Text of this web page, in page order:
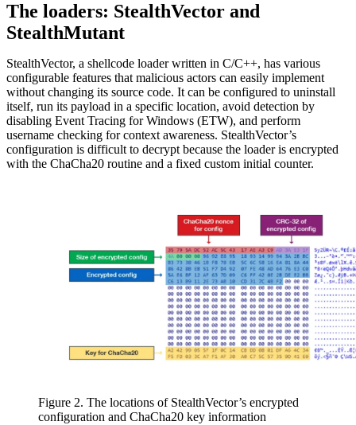
The loaders: StealthVector and
StealthMutant
StealthVector, a shellcode loader written in C/C++, has various
configurable features that malicious actors can easily implement
without changing its source code. It can be configured to uninstall
itself, run its payload in a specific location, avoid detection by
disabling Event Tracing for Windows (ETW), and perform
username checking for context awareness. StealthVector’s
configuration is difficult to decrypt because the loader is encrypted
with the ChaCha20 routine and a fixed custom initial counter.
Figure 2. The locations of StealthVector’s encrypted
configuration and ChaCha20 key information